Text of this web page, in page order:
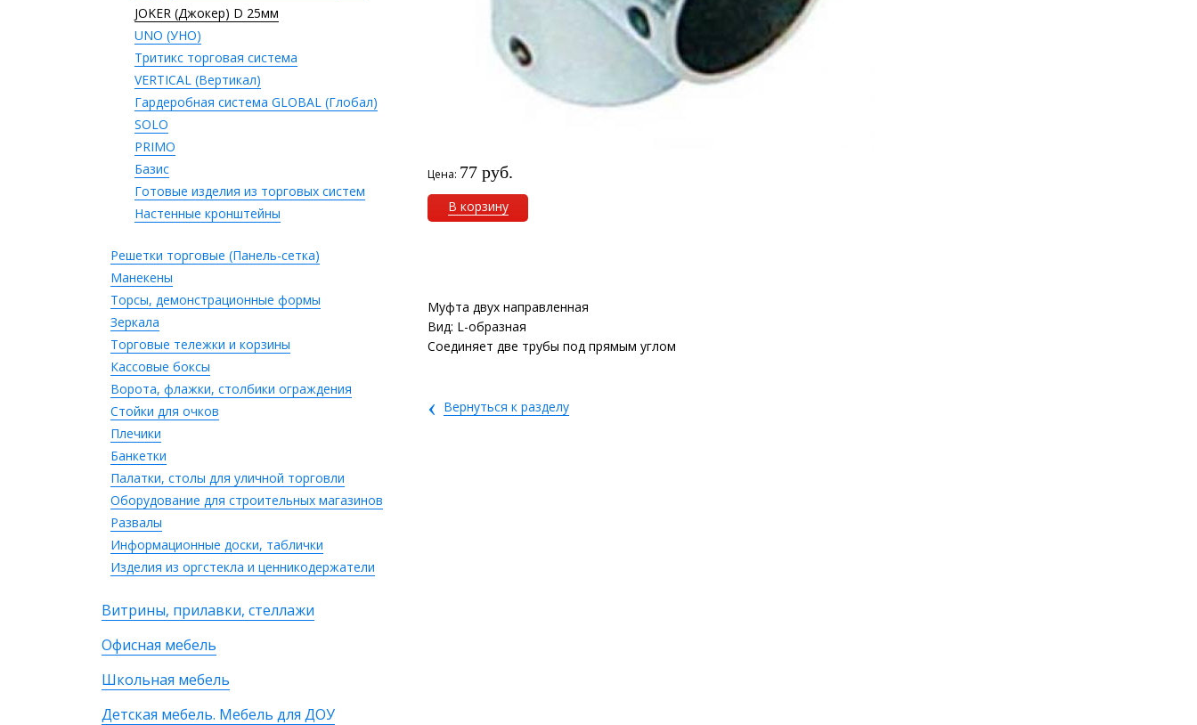
JOKER (Джокер) D 25мм
UNO (УНО)
Тритикс торговая система
VERTICAL (Вертикал)
Гардеробная система GLOBAL (Глобал)
SOLO
PRIMO
Базис
Готовые изделия из торговых систем
Настенные кронштейны
Решетки торговые (Панель-сетка)
Манекены
Торсы, демонстрационные формы
Зеркала
Торговые тележки и корзины
Кассовые боксы
Ворота, флажки, столбики ограждения
Стойки для очков
Плечики
Банкетки
Палатки, столы для уличной торговли
Оборудование для строительных магазинов
Развалы
Информационные доски, таблички
Изделия из оргстекла и ценникодержатели
Витрины, прилавки, стеллажи
Офисная мебель
Школьная мебель
Детская мебель. Мебель для ДОУ
Цена: 77 руб.
В корзину
Муфта двух направленная
Вид: L-образная
Соединяет две трубы под прямым углом
‹ Вернуться к разделу